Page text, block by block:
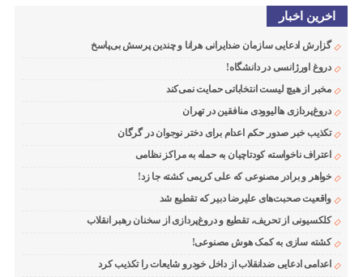
اخرین اخبار
گزارش ادعایی سازمان ضدایرانی هرانا و چندین پرسش بی‌پاسخ
دروغ اورژانسی در دانشگاه!
مخبر از هیچ لیست انتخاباتی حمایت نمی‌کند
دروغ‌پردازی هالیوودی منافقین در تهران
تکذیب خبر صدور حکم اعدام برای دختر نوجوان در گرگان
اعتراف ناخواسته کودتاچیان به حمله به مراکز نظامی
خواهر و برادر مصنوعی که علی کریمی کشته جا زد!
واقعیت صحبت‌های علیرضا دبیر که تقطیع شد
کلکسیونی از تحریف، تقطیع و دروغ‌پردازی از سخنان رهبر انقلاب
کشته سازی به کمک هوش مصنوعی!
اعدامی ادعایی ضدانقلاب از داخل خودرو شایعات را تکذیب کرد